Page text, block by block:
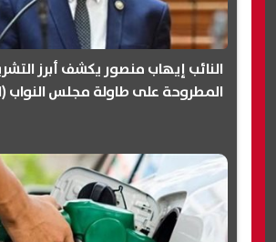
النائب إيهاب منصور يكشف أبرز
المطروحة على طاولة مجلس النواب